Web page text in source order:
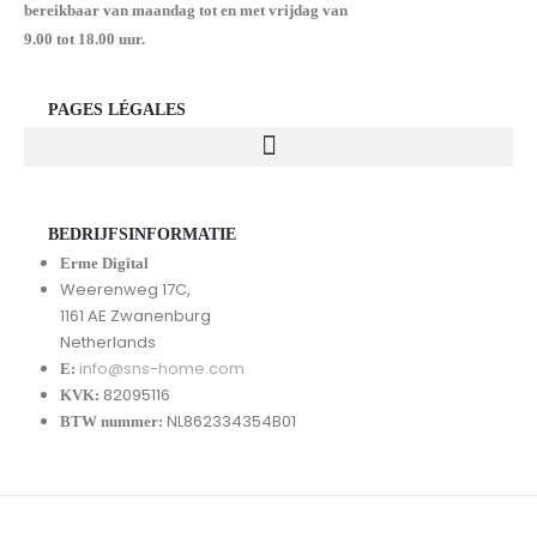
bereikbaar van maandag tot en met vrijdag van
9.00 tot 18.00 uur.
PAGES LÉGALES
BEDRIJFSINFORMATIE
Erme Digital
Weerenweg 17C,
1161 AE Zwanenburg
Netherlands
E: info@sns-home.com
KVK: 82095116
BTW nummer: NL862334354B01